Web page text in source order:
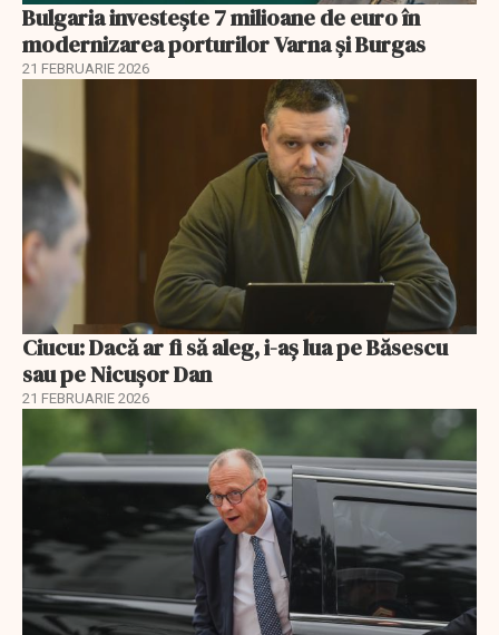
Bulgaria investește 7 milioane de euro în
modernizarea porturilor Varna și Burgas
21 FEBRUARIE 2026
Ciucu: Dacă ar fi să aleg, i-aș lua pe Băsescu
sau pe Nicușor Dan
21 FEBRUARIE 2026